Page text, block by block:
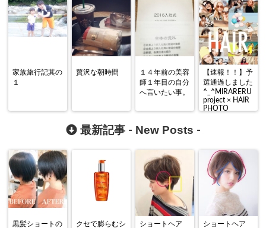
家族旅行記其の
１
贅沢な朝時間
１４年前の美容
師１年目の自分
へ言いたい事。
【速報！！】予
選通過しました
^_^MIRARERU
project × HAIR
PHOTO
最新記事 - New Posts -
黒髪ショートの
クセで膨らむシ
ショートヘア
ショートヘア